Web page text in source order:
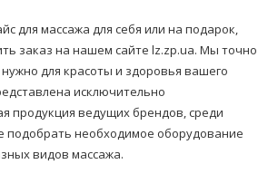
для массажа для себя или на подарок,
заказ на нашем сайте lz.zp.ua. Мы точно
для красоты и здоровья вашего
исключительно
продукция ведущих брендов, среди
подобрать необходимое оборудование
видов массажа.